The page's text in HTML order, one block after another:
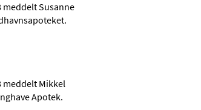
Susanne
meddelt Mikkel
Apotek.